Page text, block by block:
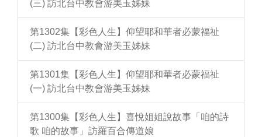
(三) 訪北台中教會游美玉姊妹
第1302集【彩色人生】仰望耶和華者必蒙福祉
(二) 訪北台中教會游美玉姊妹
第1301集【彩色人生】仰望耶和華者必蒙福祉
(一) 訪北台中教會游美玉姊妹
第1300集【彩色人生】喜悅姐姐說故事「咱的詩
歌 咱的故事」訪羅百合傳道娘